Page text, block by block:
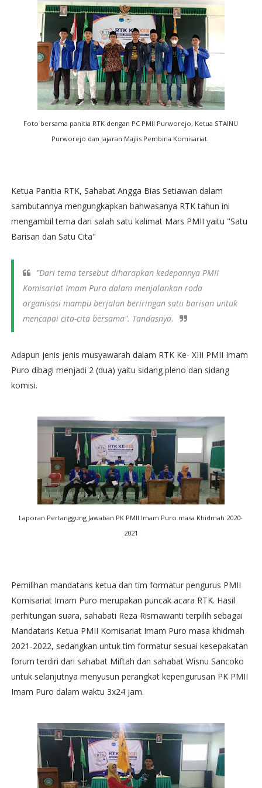
Foto bersama panitia RTK dengan PC PMII Purworejo, Ketua STAINU
Purworejo dan Jajaran Majlis Pembina Komisariat.
Ketua Panitia RTK, Sahabat Angga Bias Setiawan dalam
sambutannya mengungkapkan bahwasanya RTK tahun ini
mengambil tema dari salah satu kalimat Mars PMII yaitu "Satu
Barisan dan Satu Cita"
"Dari tema tersebut diharapkan kedepannya PMII
Komisariat Imam Puro dalam menjalankan roda
organisasi mampu berjalan beriringan satu barisan untuk
mencapai cita-cita bersama". Tandasnya.
Adapun jenis jenis musyawarah dalam RTK Ke- XIII PMII Imam
Puro dibagi menjadi 2 (dua) yaitu sidang pleno dan sidang
komisi.
Laporan Pertanggung Jawaban PK PMII Imam Puro masa Khidmah 2020-
2021
Pemilihan mandataris ketua dan tim formatur pengurus PMII
Komisariat Imam Puro merupakan puncak acara RTK. Hasil
perhitungan suara, sahabati Reza Rismawanti terpilih sebagai
Mandataris Ketua PMII Komisariat Imam Puro masa khidmah
2021-2022, sedangkan untuk tim formatur sesuai kesepakatan
forum terdiri dari sahabat Miftah dan sahabat Wisnu Sancoko
untuk selanjutnya menyusun perangkat kepengurusan PK PMII
Imam Puro dalam waktu 3x24 jam.